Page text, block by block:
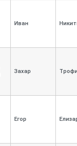
Иван
Захар
Егор